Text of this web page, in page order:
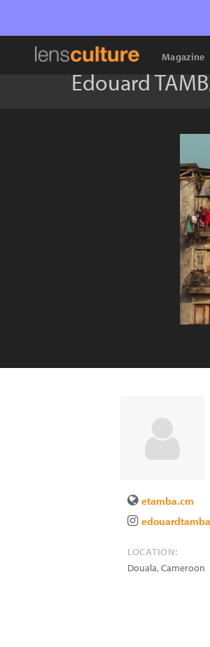
Magazine
Edouard
etamba.cm
edouardtamba
LOCATION:
Douala,Cameroon